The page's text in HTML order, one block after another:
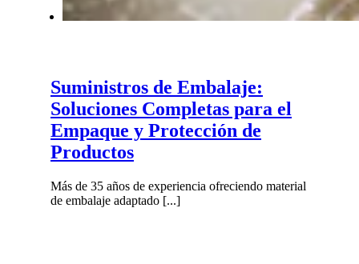
Suministros de Embalaje:
Soluciones Completas para el
Empaque y Protección de
Productos
Más de 35 años de experiencia ofreciendo material
de embalaje adaptado [...]